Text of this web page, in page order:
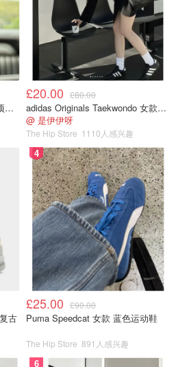
20g 糖
打发到出现纹路，混合到
均匀，放入容器中入冷藏室4个
。
Prestige Necklace 大溪地珍珠项链 10-11mm
£20.00 £80.00
adidas Originals Taekwondo 女款黑色运动鞋
@ 是伊伊呀
The Hip Store 1110人感兴趣
古
4
£25.00 £90.00
Puma Speedcat 女款 蓝色运动鞋
The Hip Store 891人感兴趣
6